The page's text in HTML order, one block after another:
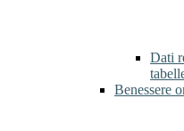
Dati
Benessere